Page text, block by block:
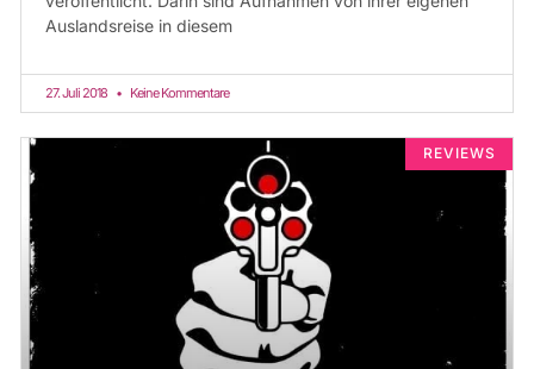
Auslandsreise in diesem
27. Juli 2018 Keine Kommentare
REVIEWS